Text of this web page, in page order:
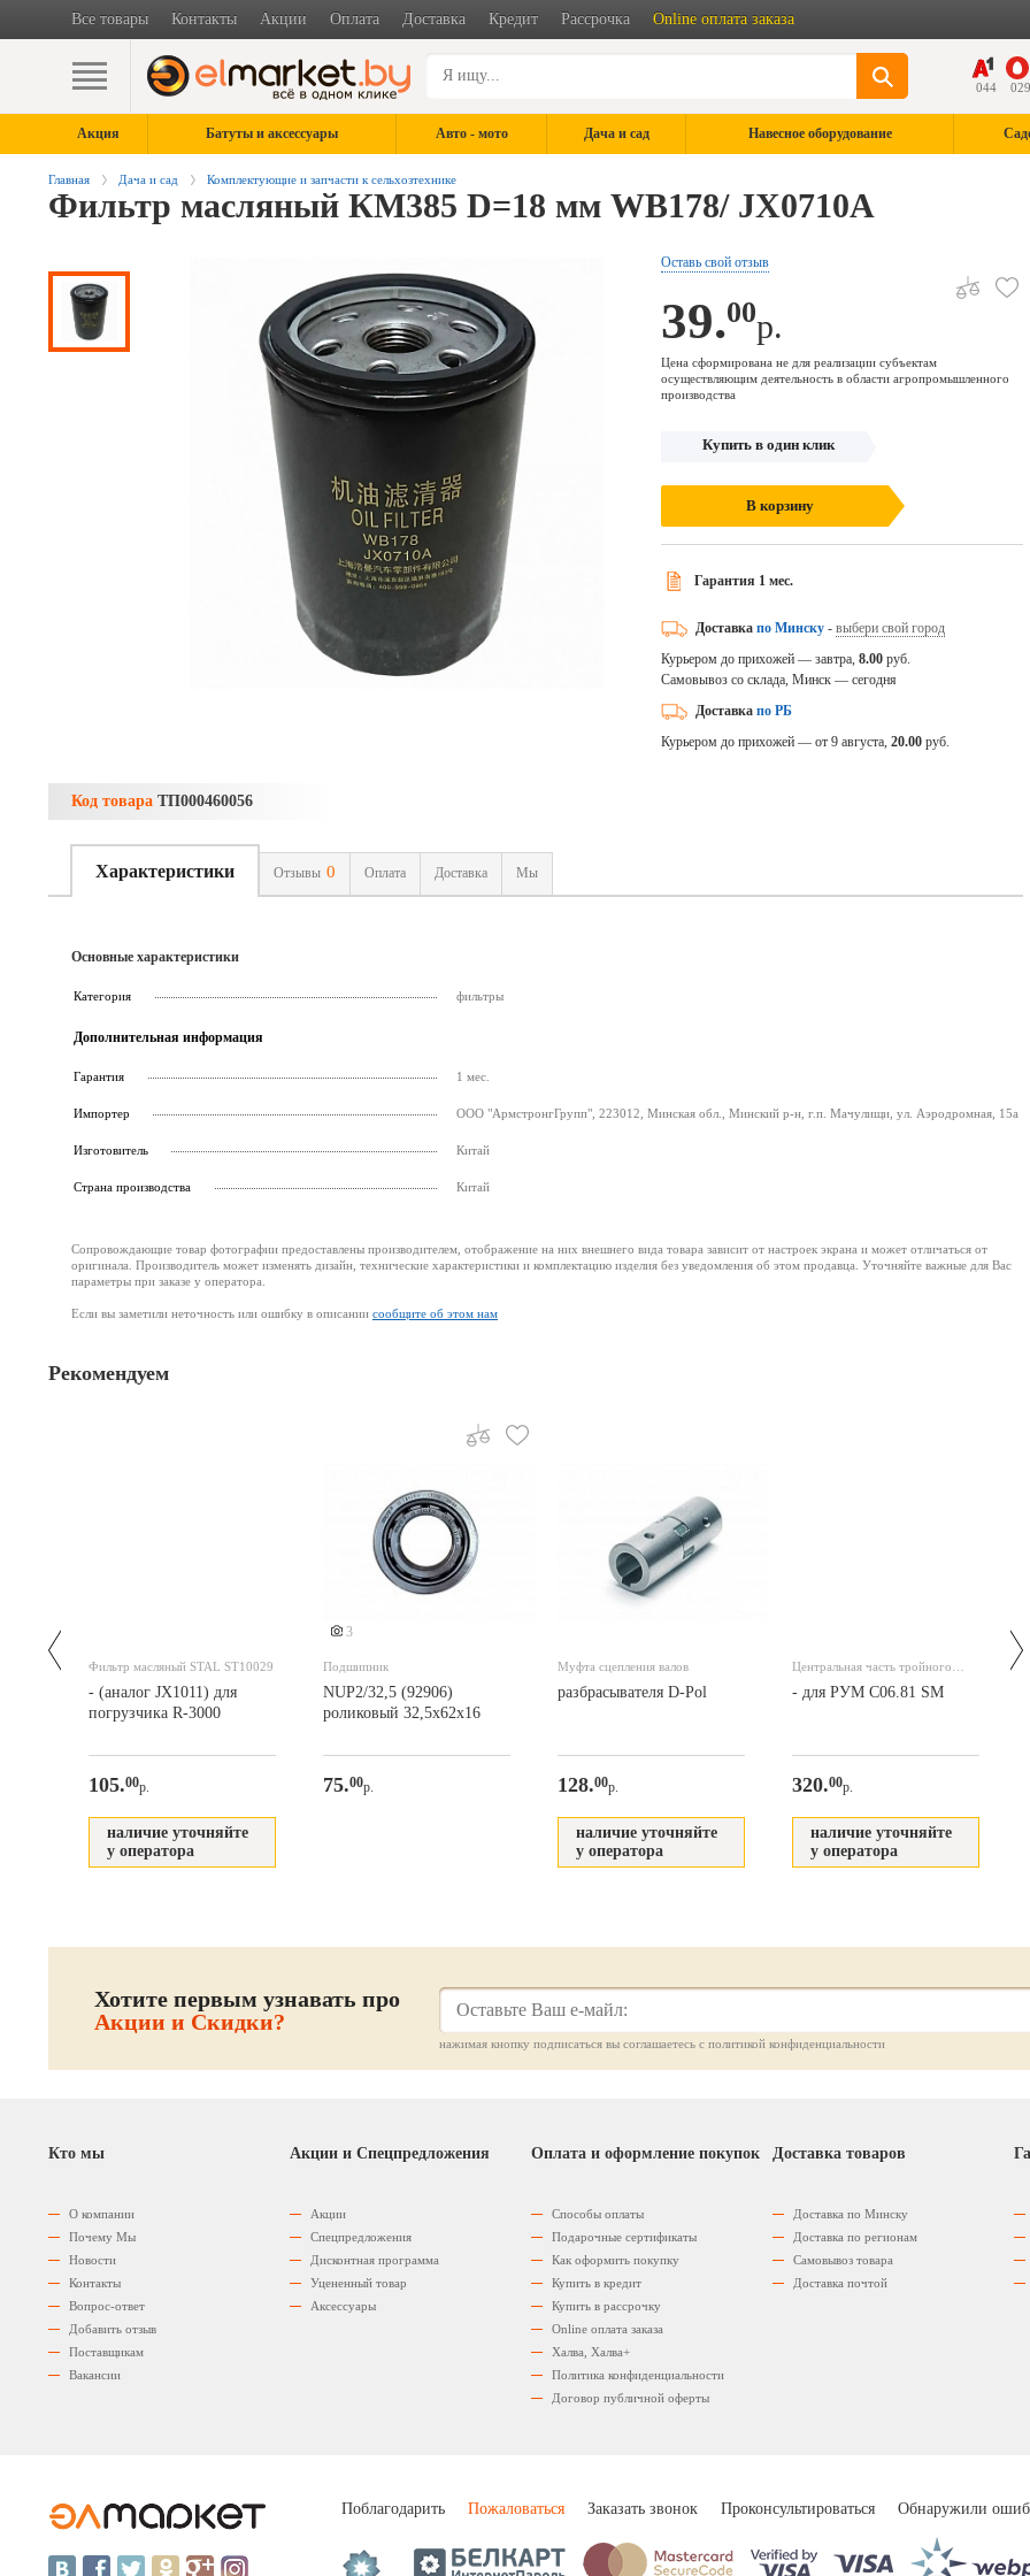
Все товары Контакты Акции Оплата Доставка Кредит Рассрочка Online оплата заказа
044 029
Акция Батуты и аксессуары Авто - мото Дача и сад Навесное оборудование
Главная Дача и сад Комплектующие и запчасти к сельхозтехнике
Фильтр масляный КМ385 D=18 мм WB178/ JX0710A
Оставь свой отзыв
39.00р.
Цена сформирована не для реализации субъектам
осуществляющим деятельность в области агропромышленного
производства
Купить в один клик
В корзину
Гарантия 1 мес.
Доставка по Минску- выбери свой город
Курьером до прихожей — завтра, 8.00 руб.
Самовывоз со склада, Минск — сегодня
Доставка по РБ
Курьером до прихожей — от 9 августа, 20.00 руб.
Код товара ТП000460056
Характеристики Отзывы 0 Оплата Доставка Мы
Основные характеристики
Категория фильтры
Дополнительная информация
Гарантия 1 мес.
Импортер ООО "АрмстронгГрупп", 223012, Минская обл., Минский р-н, г.п. Мачулищи, ул. Аэродромная, 15а
Изготовитель Китай
Страна производства Китай
Сопровождающие товар фотографии предоставлены производителем, отображение на них внешнего вида товара зависит от настроек экрана и может отличаться от
оригинала. Производитель может изменять дизайн, технические характеристики и комплектацию изделия без уведомления об этом продавца. Уточняйте важные для Вас
параметры при заказе у оператора.
Если вы заметили неточность или ошибку в описании сообщите об этом нам
Рекомендуем
Фильтр масляный STAL ST10029
- (аналог JX1011) для
погрузчика R-3000
105.00р.
наличие уточняйте
у оператора
3
Подшипник
NUP2/32,5 (92906)
роликовый 32,5х62х16
75.00р.
Муфта сцепления валов
разбрасывателя D-Pol
128.00р.
наличие уточняйте
у оператора
Центральная часть тройного
- для РУМ C06.81 SM
320.00р.
наличие уточняйте
у оператора
Хотите первым узнавать про
Акции и Скидки?
нажимая кнопку подписаться вы соглашаетесь с политикой конфиденциальности
Кто мы
О компании
Почему Мы
Новости
Контакты
Вопрос-ответ
Добавить отзыв
Поставщикам
Вакансии
Акции и Спецпредложения
Акции
Спецпредложения
Дисконтная программа
Уцененный товар
Аксессуары
Оплата и оформление покупок
Способы оплаты
Подарочные сертификаты
Как оформить покупку
Купить в кредит
Купить в рассрочку
Оnline оплата заказа
Халва, Халва+
Политика конфиденциальности
Договор публичной оферты
Доставка товаров
Доставка по Минску
Доставка по регионам
Самовывоз товара
Доставка почтой
Поблагодарить Пожаловаться Заказать звонок Проконсультироваться Обнаружили